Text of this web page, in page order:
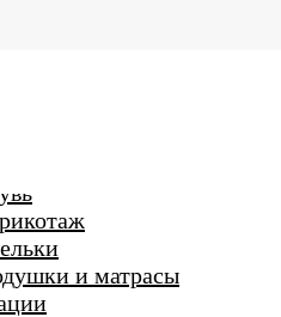
и матрасы